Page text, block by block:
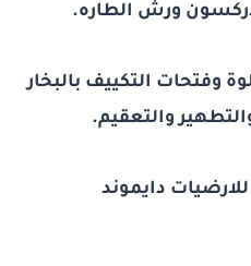
ورش الطاره.
وفتحات التكييف بالبخار
والتعقيم.
دايموند